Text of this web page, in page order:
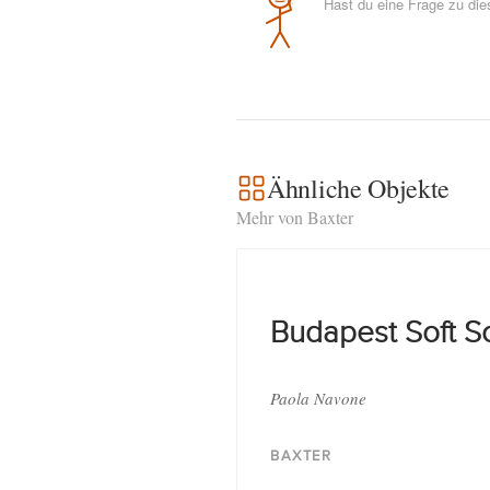
Ähnliche Objekte
Mehr von Baxter
Budapest Soft
Paola Navone
BAXTER